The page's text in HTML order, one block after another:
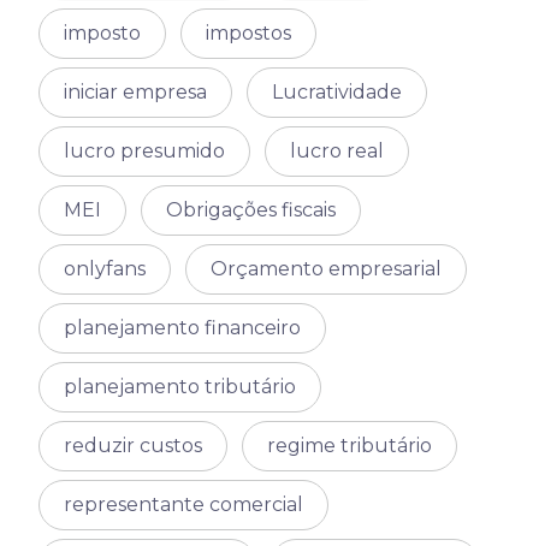
imposto impostos
iniciar empresa Lucratividade
lucro presumido lucro real
MEI Obrigações fiscais
onlyfans Orçamento empresarial
planejamento financeiro
planejamento tributário
reduzir custos regime tributário
representante comercial